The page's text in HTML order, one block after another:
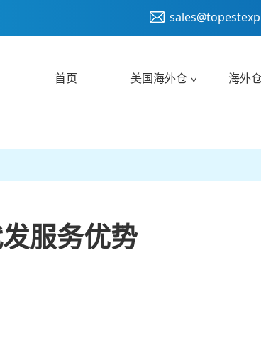
首页 美国海外仓 海外
服务优势